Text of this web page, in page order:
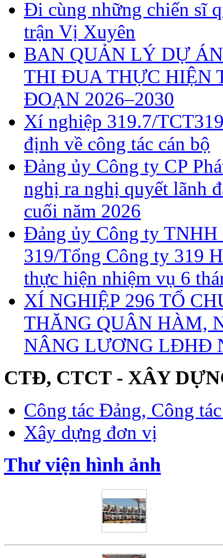
Đi cùng những chiến sĩ
trận Vị Xuyên
BAN QUẢN LÝ DỰ
THI ĐUA THỰC HIỆN
ĐOẠN 2026–2030
Xí nghiệp 319.7/
định về công tác cán bộ
Đảng ủy Công ty CP
nghị ra nghị quyết lãnh
cuối năm 2026
Đảng ủy Công ty
319/Tổng Công ty 319
thực hiện nhiệm vụ 6
XÍ NGHIỆP 296 TỔ
THĂNG QUÂN HÀM,
NÂNG LƯƠNG LĐHĐ
CTĐ, CTCT - XÂY
Công tác Đảng, Công
Xây dựng đơn vị
Thư viện hình ảnh